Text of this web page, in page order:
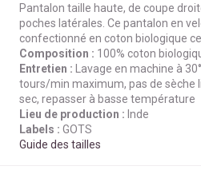
Pantalon taille haute, de coupe
poches latérales. Ce pantalon en
confectionné en coton biologique
Composition : 100% coton
Entretien : Lavage en machine à
tours/min maximum, pas de sèche
sec, repasser à basse température
Lieu de production : Inde
Labels : GOTS
Guide des tailles